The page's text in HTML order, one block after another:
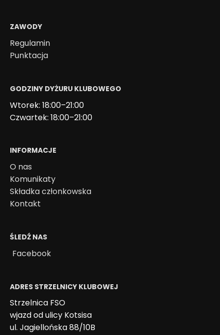
ZAWODY
Regulamin
Punktacja
GODZINY DYŻURU KLUBOWEGO
Wtorek: 18:00–21:00
Czwartek: 18:00–21:00
INFORMACJE
O nas
Komunikaty
Składka członkowska
Kontakt
ŚLEDŹ NAS
Facebook
ADRES STRZELNICY KLUBOWEJ
Strzelnica FSO
wjazd od ulicy Kotsisa
ul. Jagiellońska 88/10B